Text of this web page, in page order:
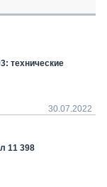
технические
30.07.2022
11 398